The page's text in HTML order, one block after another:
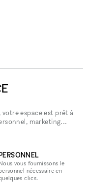
espace est prêt à
marketing...
vous fournissons le
nécessaire en
clics.